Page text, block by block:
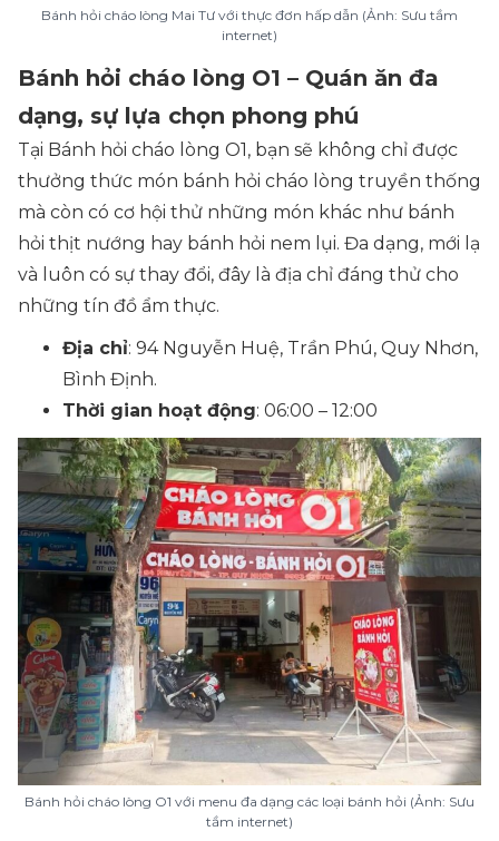
Bánh hỏi cháo lòng Mai Tư với thực đơn hấp dẫn (Ảnh: Sưu tầm
internet)
Bánh hỏi cháo lòng O1 – Quán ăn đa
dạng, sự lựa chọn phong phú
Tại Bánh hỏi cháo lòng O1, bạn sẽ không chỉ được
thưởng thức món bánh hỏi cháo lòng truyền thống
mà còn có cơ hội thử những món khác như bánh
hỏi thịt nướng hay bánh hỏi nem lụi. Đa dạng, mới lạ
và luôn có sự thay đổi, đây là địa chỉ đáng thử cho
những tín đồ ẩm thực.
Địa chỉ: 94 Nguyễn Huệ, Trần Phú, Quy Nhơn,
Bình Định.
Thời gian hoạt động: 06:00 – 12:00
Bánh hỏi cháo lòng O1 với menu đa dạng các loại bánh hỏi (Ảnh: Sưu
tầm internet)